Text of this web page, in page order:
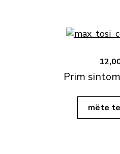
Prim
mëte